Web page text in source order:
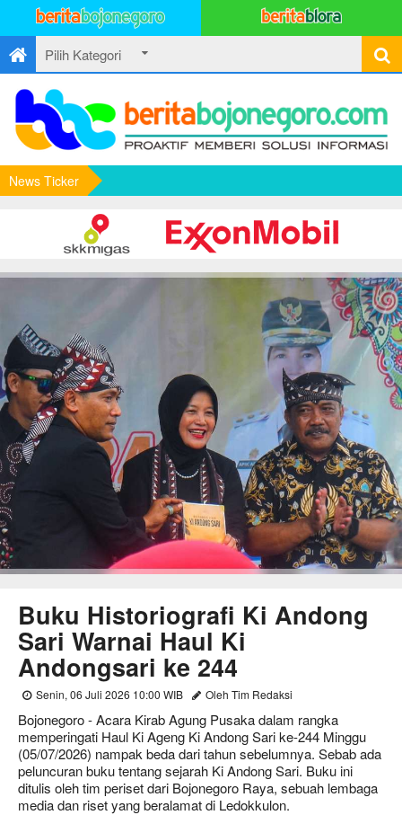
News Ticker
Buku Historiografi Ki Andong
Sari Warnai Haul Ki
Andongsari ke 244
Senin, 06 Juli 2026 10:00 WIB Oleh Tim Redaksi
Bojonegoro - Acara Kirab Agung Pusaka dalam rangka
memperingati Haul Ki Ageng Ki Andong Sari ke-244 Minggu
(05/07/2026) nampak beda dari tahun sebelumnya. Sebab ada
peluncuran buku tentang sejarah Ki Andong Sari. Buku ini
ditulis oleh tim periset dari Bojonegoro Raya, sebuah lembaga
media dan riset yang beralamat di Ledokkulon.